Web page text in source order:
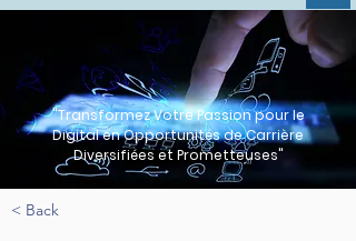
"Transformez Votre Passion pour le
Digital en Opportunités de Carrière
Diversifiées et Prometteuses"
< Back